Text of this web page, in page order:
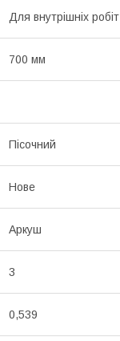
Для внутрішніх робіт
700 мм
Пісочний
Нове
Аркуш
3
0,539